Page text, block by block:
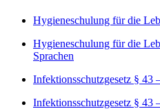
Hygieneschulung für die
Hygieneschulung für die
Sprachen
Infektionsschutzgesetz § 43
Infektionsschutzgesetz § 43